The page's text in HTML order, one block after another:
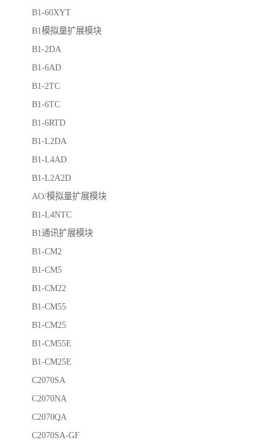
B1-60XYT
B1模拟量扩展模块
B1-2DA
B1-6AD
B1-2TC
B1-6TC
B1-6RTD
B1-L2DA
B1-L4AD
B1-L2A2D
AO/模拟量扩展模块
B1-L4NTC
B1通讯扩展模块
B1-CM2
B1-CM5
B1-CM22
B1-CM55
B1-CM25
B1-CM55E
B1-CM25E
C2070SA
C2070NA
C2070QA
C2070SA-GF